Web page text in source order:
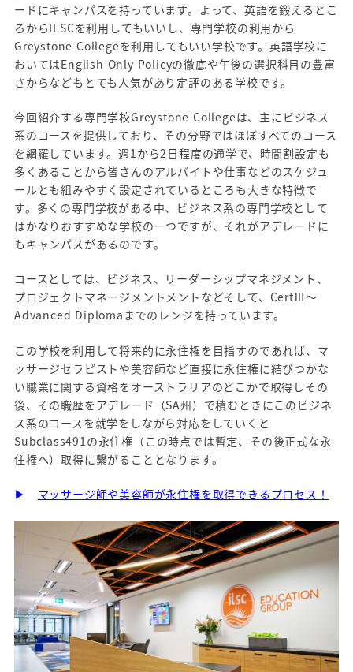
ードにキャンパスを持っています。よって、英語を鍛えるとこ
ろからILSCを利用してもいいし、専門学校の利用から
Greystone Collegeを利用してもいい学校です。英語学校に
おいてはEnglish Only Policyの徹底や午後の選択科目の豊富
さからなどもとても人気があり定評のある学校です。
今回紹介する専門学校Greystone Collegeは、主にビジネス
系のコースを提供しており、その分野ではほぼすべてのコース
を網羅しています。週1から2日程度の通学で、時間割設定も
多くあることから皆さんのアルバイトや仕事などのスケジュ
ールとも組みやすく設定されているところも大きな特徴で
す。多くの専門学校がある中、ビジネス系の専門学校として
はかなりおすすめな学校の一つですが、それがアデレードに
もキャンパスがあるのです。
コースとしては、ビジネス、リーダーシップマネジメント、
プロジェクトマネージメントメントなどそして、CertⅢ～
Advanced Diplomaまでのレンジを持っています。
この学校を利用して将来的に永住権を目指すのであれば、マ
ッサージセラピストや美容師など直接に永住権に結びつかな
い職業に関する資格をオーストラリアのどこかで取得しその
後、その職歴をアデレード（SA州）で積むときにこのビジネ
ス系のコースを就学をしながら対応をしていくと
Subclass491の永住権（この時点では暫定、その後正式な永
住権へ）取得に繋がることとなります。
▶ マッサージ師や美容師が永住権を取得できるプロセス！